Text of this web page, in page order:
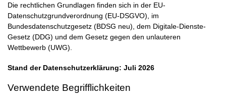
Die rechtlichen Grundlagen finden sich in der EU-
Datenschutzgrundverordnung (EU-DSGVO), im
Bundesdatenschutzgesetz (BDSG neu), dem Digitale-Dienste-
Gesetz (DDG) und dem Gesetz gegen den unlauteren
Wettbewerb (UWG).
Stand der Datenschutzerklärung: Juli 2026
Verwendete Begrifflichkeiten